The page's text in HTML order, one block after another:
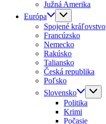
Južná Amerika
Európa
Spojené kráľovstvo
Francúzsko
Nemecko
Rakúsko
Taliansko
Česká republika
Poľsko
Slovensko
Politika
Krimi
Počasie